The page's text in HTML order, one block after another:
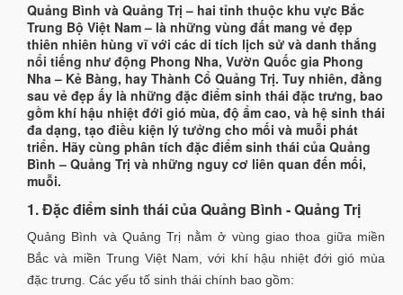
Quảng Bình và Quảng Trị – hai tỉnh thuộc khu vực Bắc
Trung Bộ Việt Nam – là những vùng đất mang vẻ đẹp
thiên nhiên hùng vĩ với các di tích lịch sử và danh thắng
nổi tiếng như động Phong Nha, Vườn Quốc gia Phong
Nha – Kẻ Bàng, hay Thành Cổ Quảng Trị. Tuy nhiên, đằng
sau vẻ đẹp ấy là những đặc điểm sinh thái đặc trưng, bao
gồm khí hậu nhiệt đới gió mùa, độ ẩm cao, và hệ sinh thái
đa dạng, tạo điều kiện lý tưởng cho mối và muỗi phát
triển. Hãy cùng phân tích đặc điểm sinh thái của Quảng
Bình – Quảng Trị và những nguy cơ liên quan đến mối,
muỗi.
1. Đặc điểm sinh thái của Quảng Bình - Quảng Trị
Quảng Bình và Quảng Trị nằm ở vùng giao thoa giữa miền
Bắc và miền Trung Việt Nam, với khí hậu nhiệt đới gió mùa
đặc trưng. Các yếu tố sinh thái chính bao gồm: